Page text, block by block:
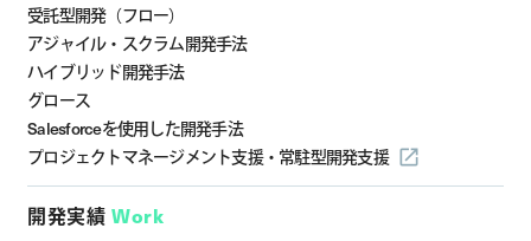
受託型開発（フロー）
アジャイル・スクラム開発手法
ハイブリッド開発手法
グロース
Salesforceを使用した開発手法
プロジェクトマネージメント支援・ 常駐型開発支援
開発実績 Work